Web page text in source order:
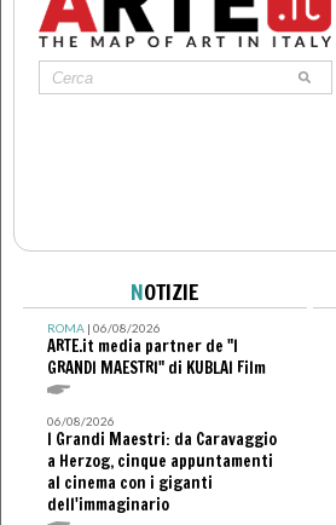
NOTIZIE
ROMA| 06/08/2026
ARTE.it media partner de "I
GRANDI MAESTRI" di KUBLAI Film
06/08/2026
I Grandi Maestri: da Caravaggio
a Herzog, cinque appuntamenti
al cinema con i giganti
dell'immaginario